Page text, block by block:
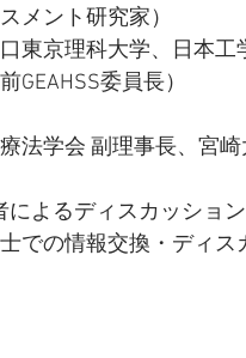
メント研究家）
東京理科大学、日本工
委員長）
法学会 副理事長、宮崎
によるディスカッション
での情報交換・ディ